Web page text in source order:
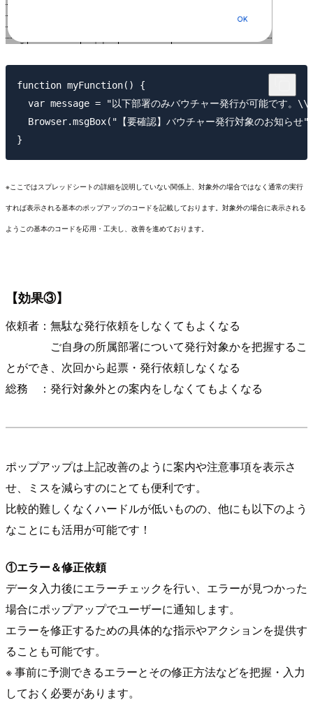
function myFunction() {
var message = "以下部署のみバウチャー発行が可能です。
Browser.msgBox("【要確認】バウチャー発行対象のお知ら
※ここではスプレッドシートの詳細を説明していない関係上、対象外の場合ではなく通常の実行
すれば表示される基本のポップアップのコードを記載しております。対象外の場合に表示される
ようこの基本のコードを応用・工夫し、改善を進めております。
【効果③】
依頼者：無駄な発行依頼をしなくてもよくなる
ご自身の所属部署について発行対象かを把握するこ
とができ、次回から起票・発行依頼しなくなる
総務 ：発行対象外との案内をしなくてもよくなる
ポップアップは上記改善のように案内や注意事項を表示さ
せ、ミスを減らすのにとても便利です。
比較的難しくなくハードルが低いものの、他にも以下のよう
なことにも活用が可能です！
①エラー＆修正依頼
データ入力後にエラーチェックを行い、エラーが見つかった
場合にポップアップでユーザーに通知します。
エラーを修正するための具体的な指示やアクションを提供す
ることも可能です。
※ 事前に予測できるエラーとその修正方法などを把握・入力
しておく必要があります。